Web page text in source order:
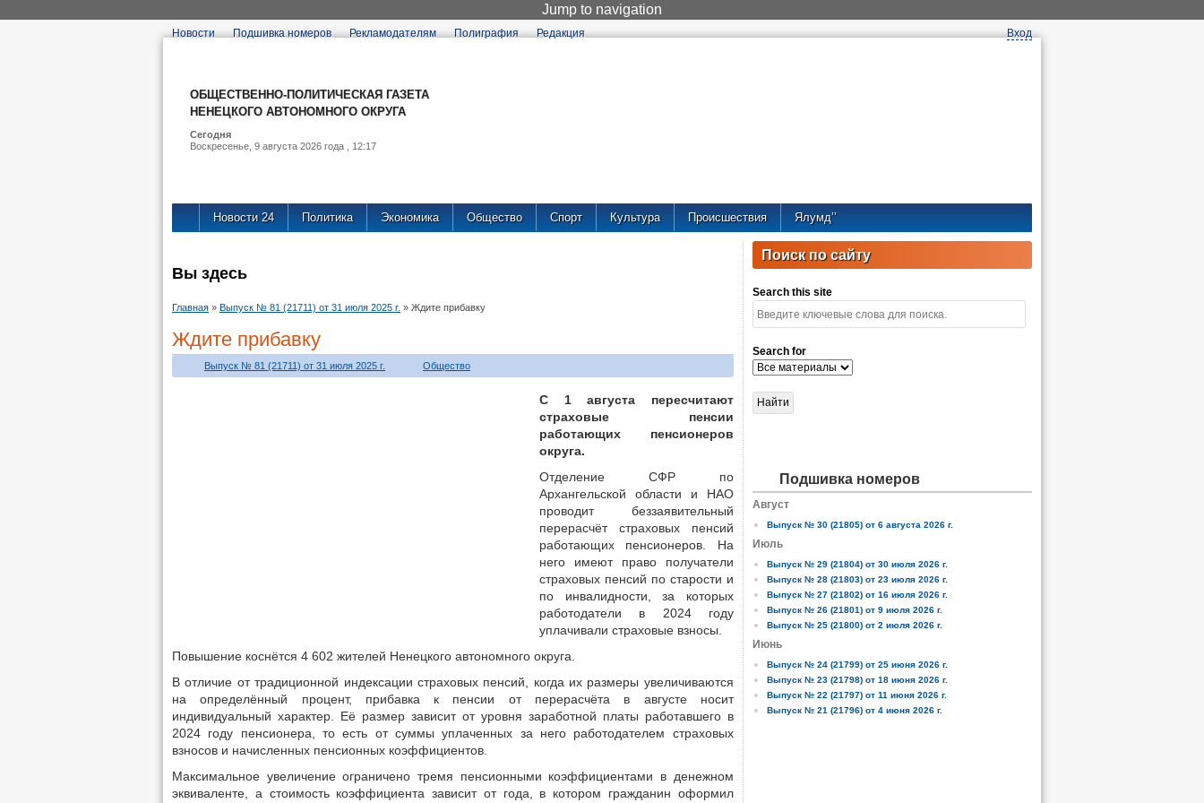
Jump to navigation
Новости Подшивка номеров Рекламодателям Полиграфия Редакция Вход
ОБЩЕСТВЕННО-ПОЛИТИЧЕСКАЯ ГАЗЕТА
НЕНЕЦКОГО АВТОНОМНОГО ОКРУГА
Сегодня
Воскресенье, 9 августа 2026 года , 12:17
Новости 24 Политика Экономика Общество Спорт Культура Происшествия Ялумд’’
Вы здесь
Главная » Выпуск № 81 (21711) от 31 июля 2025 г. » Ждите прибавку
Ждите прибавку
Выпуск № 81 (21711) от 31 июля 2025 г. Общество
С 1 августа пересчитают
страховые пенсии
работающих пенсионеров
округа.
Отделение СФР по
Архангельской области и НАО
проводит беззаявительный
перерасчёт страховых пенсий
работающих пенсионеров. На
него имеют право получатели
страховых пенсий по старости и
по инвалидности, за которых
работодатели в 2024 году
уплачивали страховые взносы.
Повышение коснётся 4 602 жителей Ненецкого автономного округа.
В отличие от традиционной индексации страховых пенсий, когда их размеры увеличиваются
на определённый процент, прибавка к пенсии от перерасчёта в августе носит
индивидуальный характер. Её размер зависит от уровня заработной платы работавшего в
2024 году пенсионера, то есть от суммы уплаченных за него работодателем страховых
взносов и начисленных пенсионных коэффициентов.
Максимальное увеличение ограничено тремя пенсионными коэффициентами в денежном
эквиваленте, а стоимость коэффициента зависит от года, в котором гражданин оформил
Поиск по сайту
Search this site
Search for
Подшивка номеров
Август
Выпуск № 30 (21805) от 6 августа 2026 г.
Июль
Выпуск № 29 (21804) от 30 июля 2026 г.
Выпуск № 28 (21803) от 23 июля 2026 г.
Выпуск № 27 (21802) от 16 июля 2026 г.
Выпуск № 26 (21801) от 9 июля 2026 г.
Выпуск № 25 (21800) от 2 июля 2026 г.
Июнь
Выпуск № 24 (21799) от 25 июня 2026 г.
Выпуск № 23 (21798) от 18 июня 2026 г.
Выпуск № 22 (21797) от 11 июня 2026 г.
Выпуск № 21 (21796) от 4 июня 2026 г.